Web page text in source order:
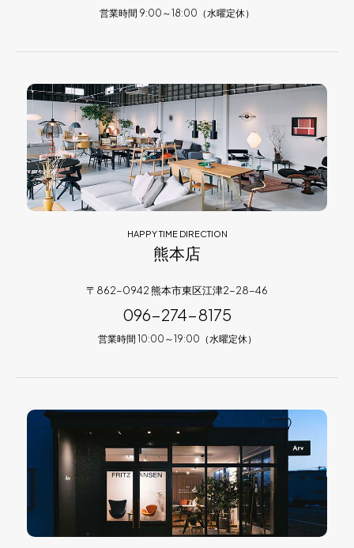
営業時間 9:00～18:00（水曜定休）
HAPPY TIME DIRECTION
熊本店
〒862-0942 熊本市東区江津2-28-46
096-274-8175
営業時間 10:00～19:00（水曜定休）